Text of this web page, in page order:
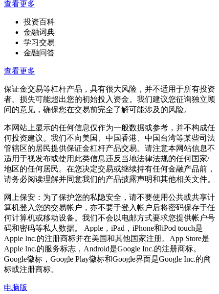
查看更多
投资百科|
金融词典|
学习交易|
金融问答
查看更多
保证金交易等杠杆产品，具有很大风险，并不适用于所有投资
者。损失可能超出您的初始投入资金。我们建议您征询独立顾
问的意见，确保您在交易前完全了解可能涉及的风险。
本网站上显示的任何信息仅作为一般数据或参考，并不构成任
何投资建议。我们不向美国、中国香港、中国台湾等某些司法
管辖区的居民提供保证金杠杆产品交易。请注意本网站信息不
适用于视发布或使用此类信息违反当地法律法规的任何国家/
地区的任何居民。在您决定交易或继续持有任何金融产品前，
请务必阅读理解并同意我们的产品披露声明和其他相关文件。
网上保安：为了保护您的私隐安全，请不要使用公共或共享计
算机登入您的交易帐户，亦不要于登入帐户后将密码保存于任
何计算机或移动设备。我们不会以电邮方式要求您提供帐户号
码和密码等私人数据。 Apple，iPad，iPhone和iPod touch是
Apple Inc.的注册商标并在美国和其他国家注册。App Store是
Apple Inc.的服务标志，Android是Google Inc.的注册商标。
Google徽标，Google Play徽标和Google界面是Google Inc.的商
标或注册商标。
电脑版